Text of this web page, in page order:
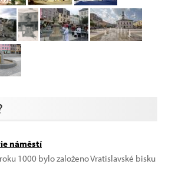
náměstí
1000 bylo založeno Vratislavské bisku